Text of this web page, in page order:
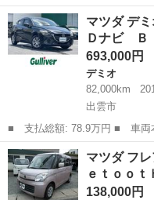
名： マツダ ■ 車種名： フ
デル ドラレコ ＥＴＣ キー
ストップ ＣＤ ...
島根 出雲市 その他
マツダ デ
Ｄナビ Ｂ
693,000円
デミオ
82,000km
出雲市
■ 支払総額: 78.9万円 ■ 車両本体価格： 693,000 円 ■ メーカー
名： マツダ ■ 車種名： デ
オーナー 純正ＳＤナビ Ｂｌ
ックカメラ ...
島根 出雲市 デミオ
マツダ フ
ｅｔｏｏ
138,000円